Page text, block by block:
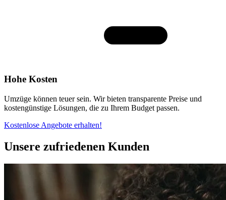
Hohe Kosten
Umzüge können teuer sein. Wir bieten transparente Preise und
kostengünstige Lösungen, die zu Ihrem Budget passen.
Kostenlose Angebote erhalten!
Unsere zufriedenen Kunden